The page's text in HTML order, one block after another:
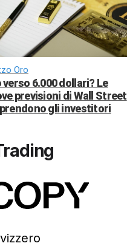
Oro
verso 6.000 dollari? Le
previsioni di Wall Street
gli investitori